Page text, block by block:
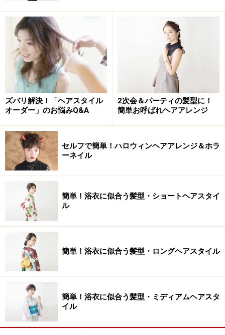
ズバリ解決！「ヘアスタイル
オーダー」のお悩みQ&A
2次会＆パーティの髪型に！
簡単お呼ばれヘアアレンジ
セルフで簡単！ハロウィンヘアアレンジ＆ホラ
ーネイル
簡単！浴衣に似合う髪型・ショートヘアスタイ
ル
簡単！浴衣に似合う髪型・ロングヘアスタイル
簡単！浴衣に似合う髪型・ミディアムヘアスタ
イル